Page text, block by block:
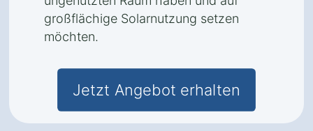
großflächige Solarnutzung setzen
möchten.
Jetzt Angebot erhalten